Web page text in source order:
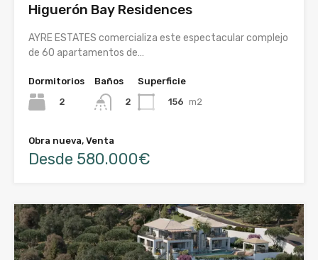
Higuerón Bay Residences
AYRE ESTATES comercializa este espectacular complejo
de 60 apartamentos de…
Dormitorios
2
Baños
2
Superficie
156 m2
Obra nueva, Venta
Desde 580.000€